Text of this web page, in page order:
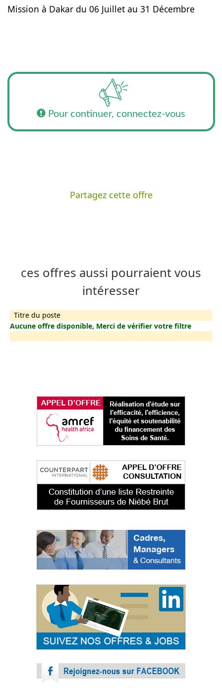
Mission à Dakar du 06 Juillet au 31 Décembre
Pour continuer, connectez-vous
Partagez cette offre
ces offres aussi pourraient vous
intéresser
Titre du poste
Aucune offre disponible, Merci de vérifier votre filtre